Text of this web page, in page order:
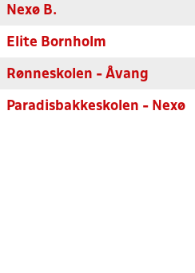
Nexø B.
Elite Bornholm
Rønneskolen - Åvang
Paradisbakkeskolen - Nexø